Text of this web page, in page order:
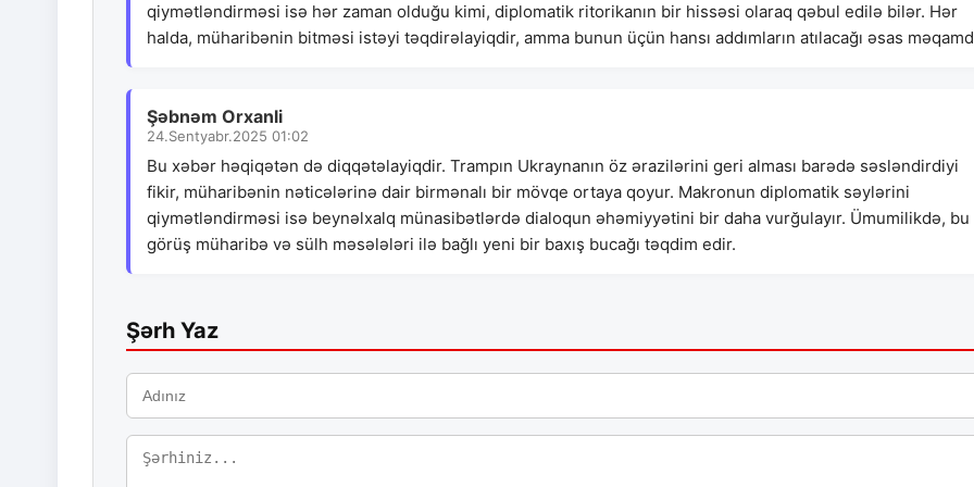
qiymətləndirməsi isə hər zaman olduğu kimi, diplomatik ritorikanın bir hissəsi olaraq qəbul edilə bilər. Hər
halda, müharibənin bitməsi istəyi təqdirəlayiqdir, amma bunun üçün hansı addımların atılacağı əsas
Şəbnəm Orxanli
24.Sentyabr.2025 01:02
Bu xəbər həqiqətən də diqqətəlayiqdir. Trampın Ukraynanın öz ərazilərini geri alması barədə səsləndirdiyi
fikir, müharibənin nəticələrinə dair birmənalı bir mövqe ortaya qoyur. Makronun diplomatik səylərini
qiymətləndirməsi isə beynəlxalq münasibətlərdə dialoqun əhəmiyyətini bir daha vurğulayır. Ümumilikdə, bu
görüş müharibə və sülh məsələləri ilə bağlı yeni bir baxış bucağı təqdim edir.
Şərh Yaz